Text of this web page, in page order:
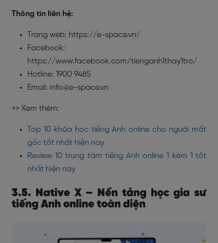
Thông tin liên hệ:
Trang web: https://e-space.vn/
Facebook:
https://www.facebook.com/tienganh1thay1tro/
Hotline: 1900 9485
Email: info@e-space.vn
>> Xem thêm:
Top 10 khóa học tiếng Anh online cho người mất
gốc tốt nhất hiện nay
Review 10 trung tâm tiếng Anh online 1 kèm 1 tốt
nhất hiện nay
3.5. Native X – Nền tảng học gia sư
tiếng Anh online toàn diện